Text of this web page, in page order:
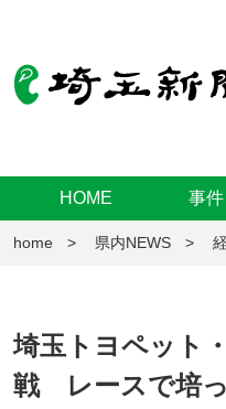
HOME 事
home 県内NEWS
埼玉トヨペット
戦 レースで培